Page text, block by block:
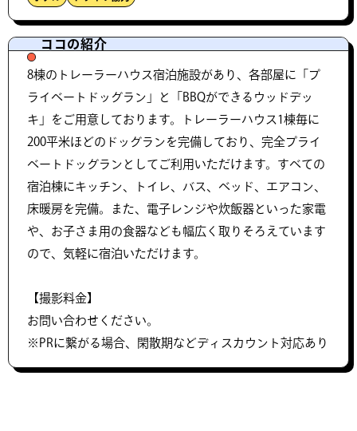
ココの紹介
8棟のトレーラーハウス宿泊施設があり、各部屋に「プ
ライベートドッグラン」と「BBQができるウッドデッ
キ」をご用意しております。トレーラーハウス1棟毎に
200平米ほどのドッグランを完備しており、完全プライ
ベートドッグランとしてご利用いただけます。すべての
宿泊棟にキッチン、トイレ、バス、ベッド、エアコン、
床暖房を完備。また、電子レンジや炊飯器といった家電
や、お子さま用の食器なども幅広く取りそろえています
ので、気軽に宿泊いただけます。
【撮影料金】
お問い合わせください。
※PRに繋がる場合、閑散期などディスカウント対応あり